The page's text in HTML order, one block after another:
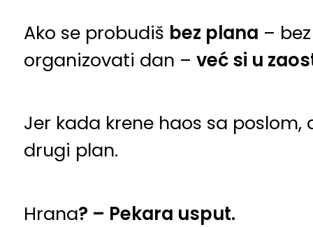
Ako se probudiš bez plana –
organizovati dan – već si u
Jer kada krene haos sa
drugi plan.
Hrana? – Pekara usput.